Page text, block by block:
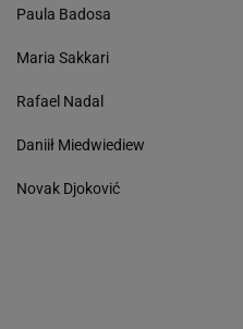
Paula Badosa
Maria Sakkari
Rafael Nadal
Daniił Miedwiediew
Novak Djoković